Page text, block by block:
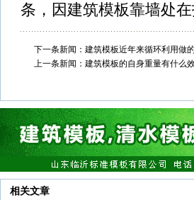
条，因建筑模板靠墙处在
下一条新闻： 建筑模板近年来循环利用做
上一条新闻： 建筑模板的自身重量有什么
相关文章